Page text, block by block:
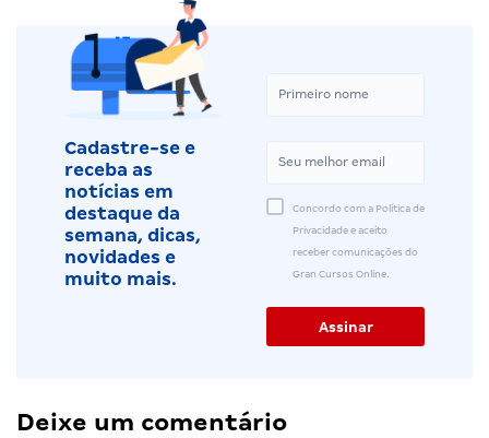
Cadastre-se e
receba as
notícias em
destaque da
semana, dicas,
novidades e
muito mais.
Concordo com a Política de
Privacidade e aceito
receber comunicações do
Gran Cursos Online.
Deixe um comentário